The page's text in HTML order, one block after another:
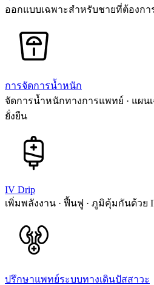
ออกแบบเฉพาะสำหรับชายที่ต้องก
การจัดการน้ำหนัก
จัดการน้ำหนักทางการแพทย์ · แผน
ยั่งยืน
IV Drip
เพิ่มพลังงาน · ฟื้นฟู · ภูมิคุ้มกันด้วย
ปรึกษาแพทย์ระบบทางเดินปัสสาวะ